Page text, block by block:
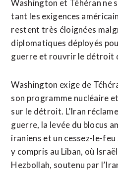
Washington et Téhéran ne
tant les exigences
restent très éloignées
diplomatiques déployés
guerre et rouvrir le détroit
Washington exige de
son programme nucléaire
sur le détroit. L’Iran
guerre, la levée du blocus
iraniens et un cessez-le-
y compris au Liban, où
Hezbollah, soutenu par